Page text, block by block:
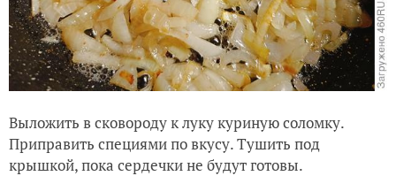
Выложить в сковороду к луку куриную соломку.
Приправить специями по вкусу. Тушить под
крышкой, пока сердечки не будут готовы.